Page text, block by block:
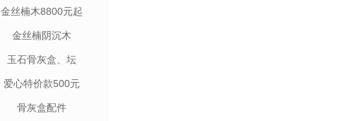
金丝楠木8800元起
金丝楠阴沉木
玉石骨灰盒、坛
680~2880元
爱心特价款500元
骨灰盒配件